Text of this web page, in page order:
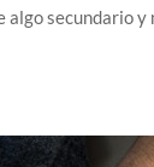
algo secundario